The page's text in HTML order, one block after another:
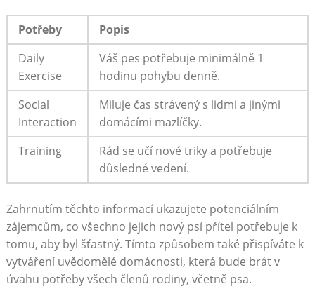
Potřeby
Popis
Daily​
Exercise
Váš pes potřebuje minimálně 1⁤
hodinu pohybu ‍denně.
Social
Interaction
Miluje ⁣čas strávený s‍ lidmi a jinými
domácími mazlíčky.
Training
Rád se ‍učí nové triky a⁢ potřebuje
důsledné​ vedení.
Zahrnutím těchto informací ukazujete potenciálním​
zájemcům, co všechno jejich nový psí přítel potřebuje⁢ k
tomu,⁢ aby byl šťastný. Tímto způsobem také přispíváte k
vytváření uvědomělé domácnosti, která bude brát v
úvahu potřeby všech členů rodiny, včetně psa.